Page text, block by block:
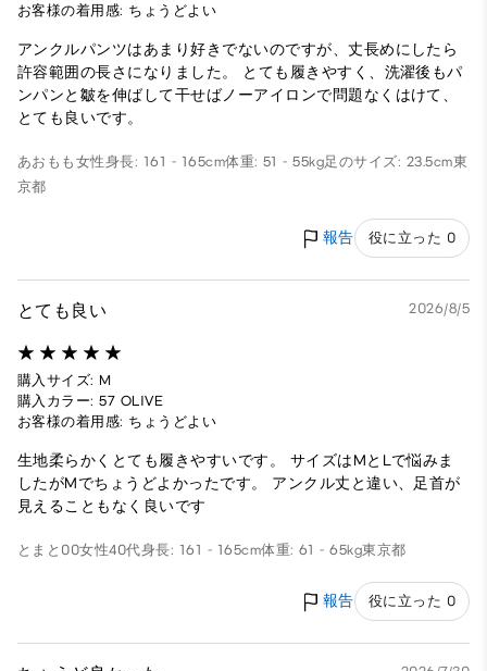
お客様の着用感: ちょうどよい
アンクルパンツはあまり好きでないのですが、丈長めにしたら
許容範囲の長さになりました。 とても履きやすく、洗濯後もパ
ンパンと皺を伸ばして干せばノーアイロンで問題なくはけて、
とても良いです。
あおもも 女性身長: 161 - 165cm体重: 51 - 55kg足のサイズ: 23.5cm東
京都
報告 役に立った 0
とても良い 2026/8/5
購入サイズ: M
購入カラー: 57 OLIVE
お客様の着用感: ちょうどよい
生地柔らかくとても履きやすいです。 サイズはMとLで悩みま
したがMでちょうどよかったです。 アンクル丈と違い、足首が
見えることもなく良いです
とまと00女性40代身長: 161 - 165cm体重: 61 - 65kg東京都
報告 役に立った 0